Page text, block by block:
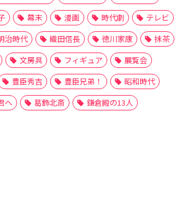
幕末 漫画 時代劇
テレビ
治時代 織田信長 徳川家康
抹茶
文房具 フィギュア
展覧会
豊臣秀吉 豊臣兄弟！
昭和時代
へ
葛飾北斎 鎌倉殿の13人